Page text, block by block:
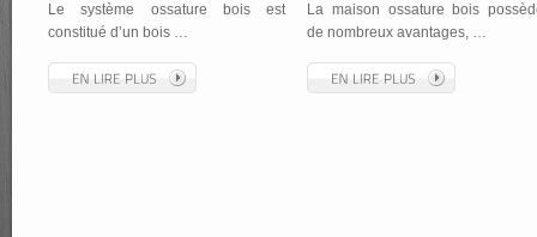
Le système ossature bois est
constitué d’un bois …
La maison ossature bois
de nombreux avantages, …